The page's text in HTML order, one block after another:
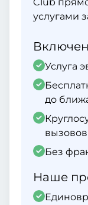
услугами
Услуга
до
Без
Наше